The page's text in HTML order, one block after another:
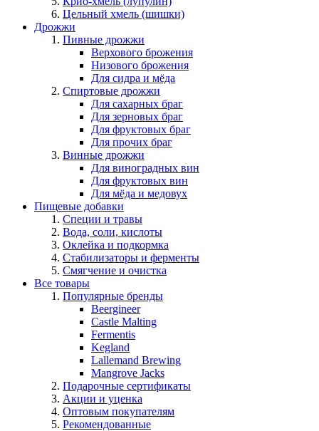
Цельный хмель (шишки)
Дрожжи
Пивные дрожжи
Верхового брожения
Низового брожения
Для сидра и мёда
Спиртовые дрожжи
Для сахарных браг
Для зерновых браг
Для фруктовых браг
Для прочих браг
Винные дрожжи
Для виноградных вин
Для фруктовых вин
Для мёда и медовух
Пищевые добавки
Специи и травы
Вода, соли, кислоты
Оклейка и подкормка
Стабилизаторы и ферменты
Смягчение и очистка
Все товары
Популярные бренды
Beergineer
Castle Malting
Fermentis
Kegland
Lallemand Brewing
Mangrove Jacks
Подарочные сертификаты
Акции и уценка
Оптовым покупателям
Рекомендованные